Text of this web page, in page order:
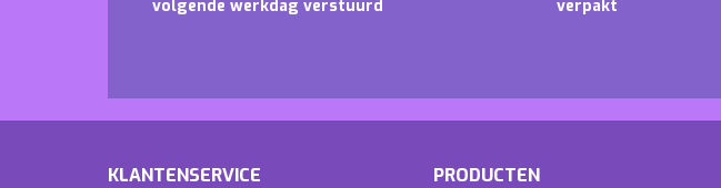
volgende werkdag verstuurd
verpakt
KLANTENSERVICE PRODUCTEN